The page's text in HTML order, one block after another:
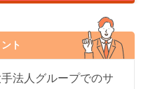
ト
法人グループでのサ